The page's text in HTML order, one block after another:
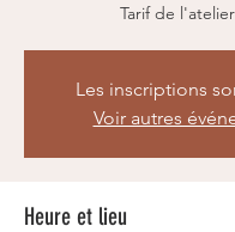
Tarif de
Les inscriptions
Voir autres
Heure et lieu